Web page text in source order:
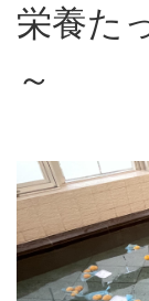
栄養た
～